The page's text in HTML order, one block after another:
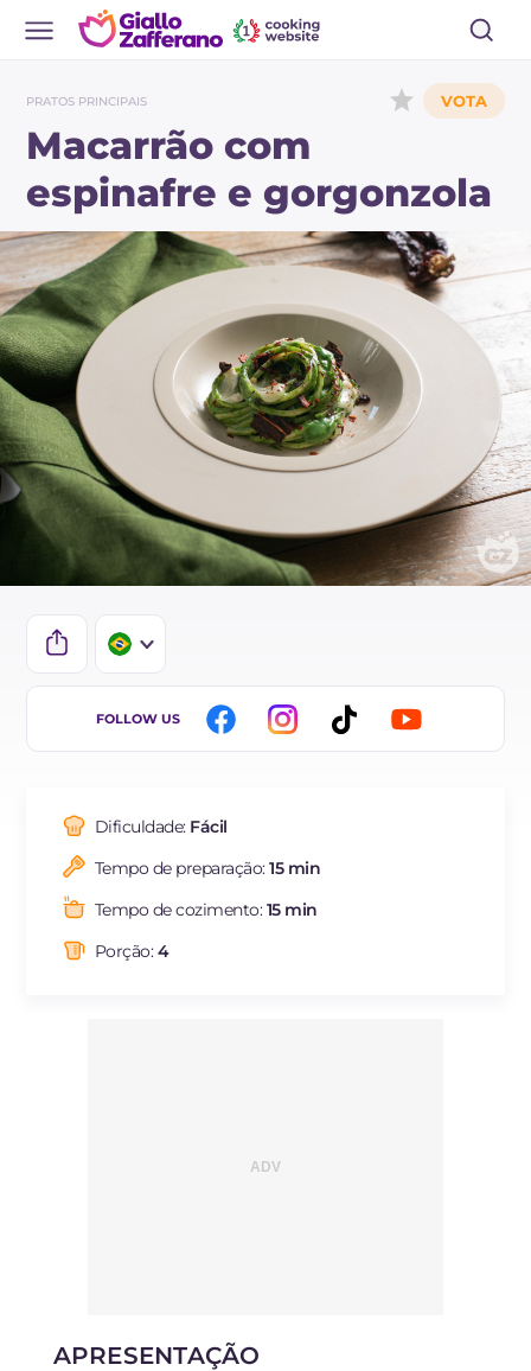
PRATOS PRINCIPAIS
Macarrão com
espinafre e gorgonzola
IT
ES
FR
NL
FOLLOW US
Dificuldade: Fácil
Tempo de preparação:15 min
Tempo de cozimento:15 min
Porção:4
APRESENTAÇÃO